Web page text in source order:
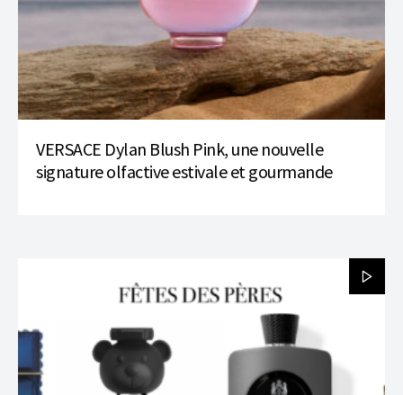
VERSACE Dylan Blush Pink, une nouvelle
signature olfactive estivale et gourmande